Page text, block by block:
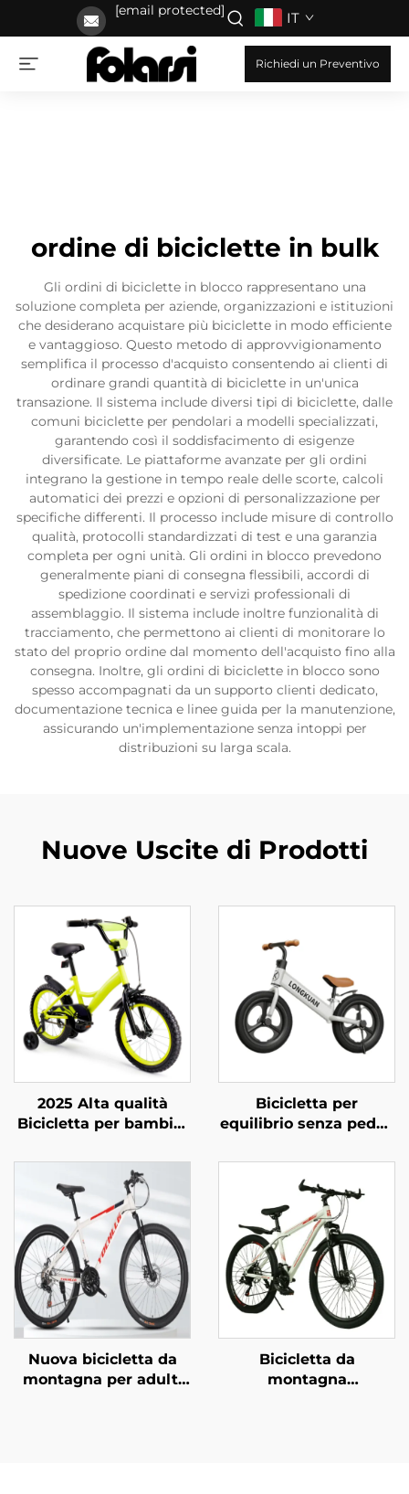
[email protected] IT
Richiedi un Preventivo
ordine di biciclette in bulk
Gli ordini di biciclette in blocco rappresentano una
soluzione completa per aziende, organizzazioni e istituzioni
che desiderano acquistare più biciclette in modo efficiente
e vantaggioso. Questo metodo di approvvigionamento
semplifica il processo d'acquisto consentendo ai clienti di
ordinare grandi quantità di biciclette in un'unica
transazione. Il sistema include diversi tipi di biciclette, dalle
comuni biciclette per pendolari a modelli specializzati,
garantendo così il soddisfacimento di esigenze
diversificate. Le piattaforme avanzate per gli ordini
integrano la gestione in tempo reale delle scorte, calcoli
automatici dei prezzi e opzioni di personalizzazione per
specifiche differenti. Il processo include misure di controllo
qualità, protocolli standardizzati di test e una garanzia
completa per ogni unità. Gli ordini in blocco prevedono
generalmente piani di consegna flessibili, accordi di
spedizione coordinati e servizi professionali di
assemblaggio. Il sistema include inoltre funzionalità di
tracciamento, che permettono ai clienti di monitorare lo
stato del proprio ordine dal momento dell'acquisto fino alla
consegna. Inoltre, gli ordini di biciclette in blocco sono
spesso accompagnati da un supporto clienti dedicato,
documentazione tecnica e linee guida per la manutenzione,
assicurando un'implementazione senza intoppi per
distribuzioni su larga scala.
Nuove Uscite di Prodotti
2025 Alta qualità
Bicicletta per bambini
acciaio Singola
velocità & Freno a
pedale posteriore
Design semplice e
sicuro per ragazzi e
ragazze
Bicicletta per
equilibrio senza pedali
anni, passeggino per
neonati, scooter yo-yo,
biciclette per bambini
a due ruote
Nuova bicicletta da
montagna per adulti
Bicicletta da
montagna